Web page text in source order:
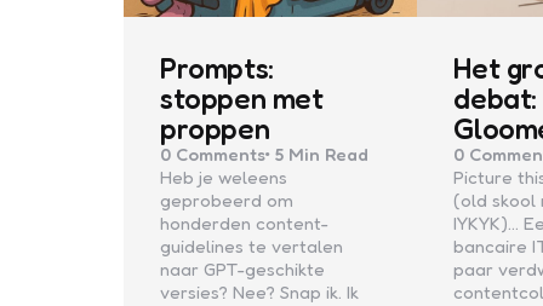
Prompts:
stoppen met
proppen
0 Comments 5 Min Read
Heb je weleens
geprobeerd om
honderden content-
guidelines te vertalen
naar GPT-geschikte
versies? Nee? Snap ik. Ik
Het
debat:
0
Picture
(old skool
IYKYK)…
bancaire
paar